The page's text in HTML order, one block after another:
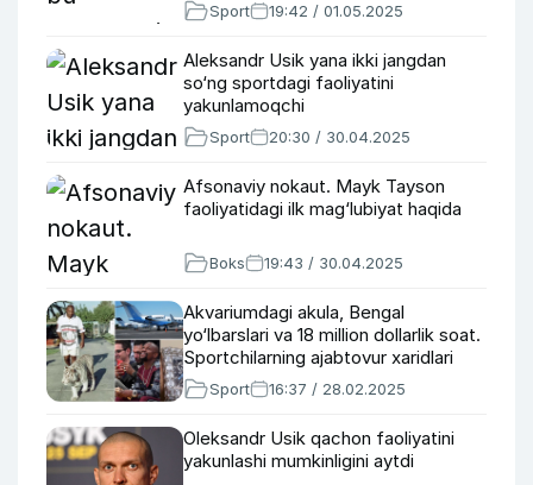
Sport 19:42 / 01.05.2025
Aleksandr Usik yana ikki jangdan
so‘ng sportdagi faoliyatini
yakunlamoqchi
Sport 20:30 / 30.04.2025
Afsonaviy nokaut. Mayk Tayson
faoliyatidagi ilk mag‘lubiyat haqida
Boks 19:43 / 30.04.2025
Akvariumdagi akula, Bengal
yo‘lbarslari va 18 million dollarlik soat.
Sportchilarning ajabtovur xaridlari
Sport 16:37 / 28.02.2025
Oleksandr Usik qachon faoliyatini
yakunlashi mumkinligini aytdi